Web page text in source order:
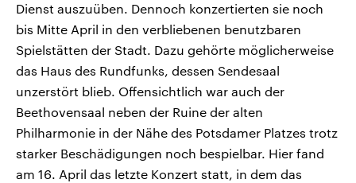
Dienst auszuüben. Dennoch konzertierten sie noch
bis Mitte April in den verbliebenen benutzbaren
Spielstätten der Stadt. Dazu gehörte möglicherweise
das Haus des Rundfunks, dessen Sendesaal
unzerstört blieb. Offensichtlich war auch der
Beethovensaal neben der Ruine der alten
Philharmonie in der Nähe des Potsdamer Platzes trotz
starker Beschädigungen noch bespielbar. Hier fand
am 16. April das letzte Konzert statt, in dem das